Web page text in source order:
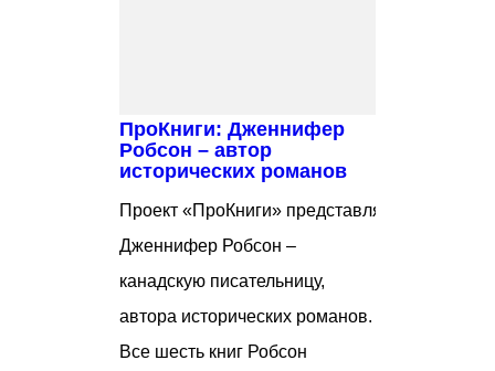
ПроКниги: Дженнифер
Робсон – автор
исторических романов
Проект «ПроКниги» представляет
Дженнифер Робсон –
канадскую писательницу,
автора исторических романов.
Все шесть книг Робсон